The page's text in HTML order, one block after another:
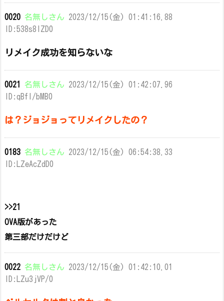
0020 名無しさん 2023/12/15(金) 01:41:16.88
ID:538s8IZD0
リメイク成功を知らないな
0021 名無しさん 2023/12/15(金) 01:42:07.96
ID:qBfl/bMB0
は？ジョジョってリメイクしたの？
0183 名無しさん 2023/12/15(金) 06:54:38.33
ID:LZeAcZdD0
>>21
OVA版があった
第三部だけだけど
0022 名無しさん 2023/12/15(金) 01:42:10.01
ID:LZu3jVP/0